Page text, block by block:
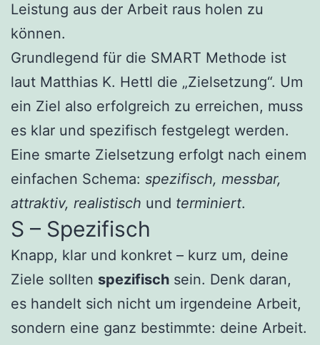
Leistung aus der Arbeit raus holen zu
können.
Grundlegend für die SMART Methode ist
laut Matthias K. Hettl die „Zielsetzung“. Um
ein Ziel also erfolgreich zu erreichen, muss
es klar und spezifisch festgelegt werden.
Eine smarte Zielsetzung erfolgt nach einem
einfachen Schema: spezifisch, messbar,
attraktiv, realistisch und terminiert.
S – Spezifisch
Knapp, klar und konkret – kurz um, deine
Ziele sollten spezifisch sein. Denk daran,
es handelt sich nicht um irgendeine Arbeit,
sondern eine ganz bestimmte: deine Arbeit.